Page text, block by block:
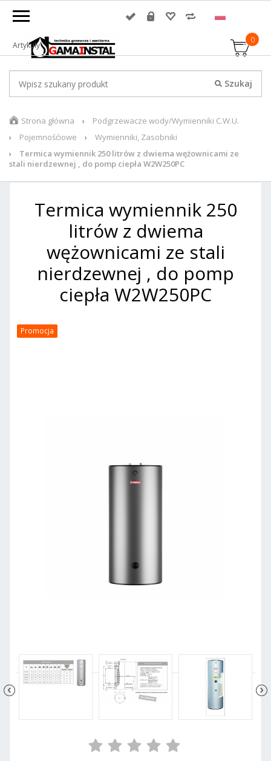
0
Artykuły
Strona główna
Podgrzewacze wody/Wymienniki C.W.U.
Pojemnośćiowe
Wymienniki, Zasobniki
Termica wymiennik 250 litrów z dwiema wężownicami ze
stali nierdzewnej , do pomp ciepła W2W250PC
Termica wymiennik 250
litrów z dwiema
wężownicami ze stali
nierdzewnej , do pomp
ciepła W2W250PC
Promocja